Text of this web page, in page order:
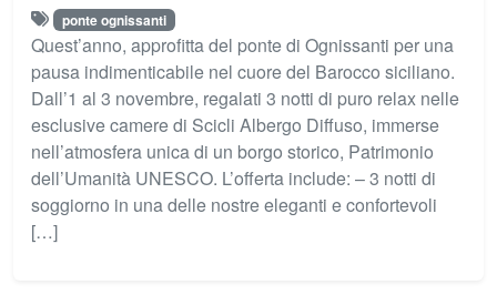
ponte ognissanti
Quest’anno, approfitta del ponte di Ognissanti per una
pausa indimenticabile nel cuore del Barocco siciliano.
Dall’1 al 3 novembre, regalati 3 notti di puro relax nelle
esclusive camere di Scicli Albergo Diffuso, immerse
nell’atmosfera unica di un borgo storico, Patrimonio
dell’Umanità UNESCO. L’offerta include: – 3 notti di
soggiorno in una delle nostre eleganti e confortevoli
[…]